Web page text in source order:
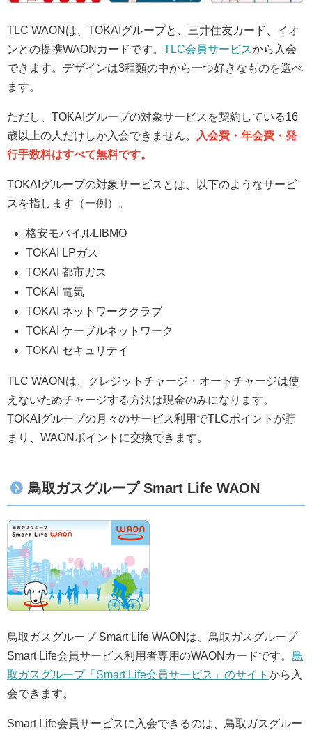
TLC WAONは、TOKAIグループと、三井住友カード、イオ
ンとの提携WAONカードです。 TLC会員サービスから入会
できます。デザインは3種類の中から一つ好きなものを選べ
ます。
ただし、TOKAIグループの対象サービスを契約している16
歳以上の人だけしか入会できません。
入会費・年会費・発
行手数料はすべて無料です。
TOKAIグループの対象サービスとは、以下のようなサービ
スを指します（一例）。
格安モバイルLIBMO
TOKAI LPガス
TOKAI 都市ガス
TOKAI 電気
TOKAI ネットワーククラブ
TOKAI ケーブルネットワーク
TOKAI セキュリテイ
TLC WAONは、クレジットチャージ・オートチャージは使
えないためチャージする方法は現金のみになります。
TOKAIグループの月々のサービス利用でTLCポイントが貯
まり、WAONポイントに交換できます。
鳥取ガスグループ Smart Life WAON
鳥取ガスグループ Smart Life WAONは、鳥取ガスグループ
Smart Life会員サービス利用者専用のWAONカードです。 鳥
取ガスグループ「Smart Life会員サービス」のサイト から入
会できます。
Smart Life会員サービスに入会できるのは、鳥取ガスグルー